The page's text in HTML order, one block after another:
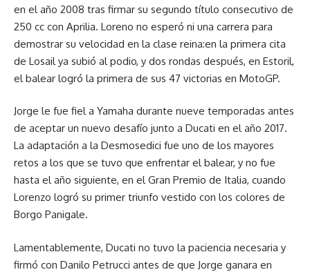
en el año 2008 tras firmar su segundo título consecutivo de
250 cc con Aprilia. Loreno no esperó ni una carrera para
demostrar su velocidad en la clase reina:en la primera cita
de Losail ya subió al podio, y dos rondas después, en Estoril,
el balear logró la primera de sus 47 victorias en MotoGP.
Jorge le fue fiel a Yamaha durante nueve temporadas antes
de aceptar un nuevo desafío junto a Ducati en el año 2017.
La adaptación a la Desmosedici fue uno de los mayores
retos a los que se tuvo que enfrentar el balear, y no fue
hasta el año siguiente, en el Gran Premio de Italia, cuando
Lorenzo logró su primer triunfo vestido con los colores de
Borgo Panigale.
Lamentablemente, Ducati no tuvo la paciencia necesaria y
firmó con Danilo Petrucci antes de que Jorge ganara en